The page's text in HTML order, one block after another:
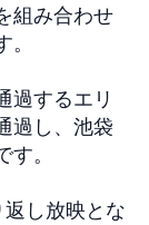
組み合わせ
過するエリ
過し、池袋
。
返し放映とな